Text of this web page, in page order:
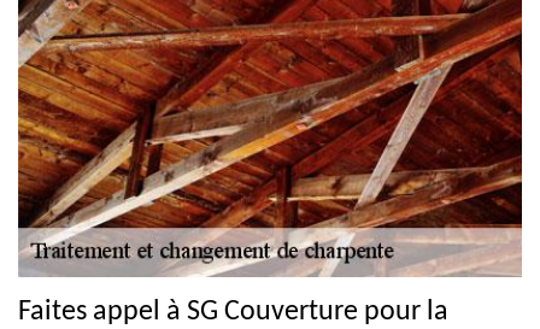
Faites appel à SG Couverture pour la